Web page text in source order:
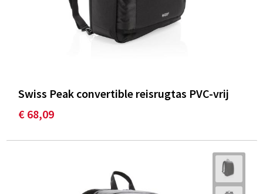
Swiss Peak convertible reisrugtas PVC-vrij
€ 68,09